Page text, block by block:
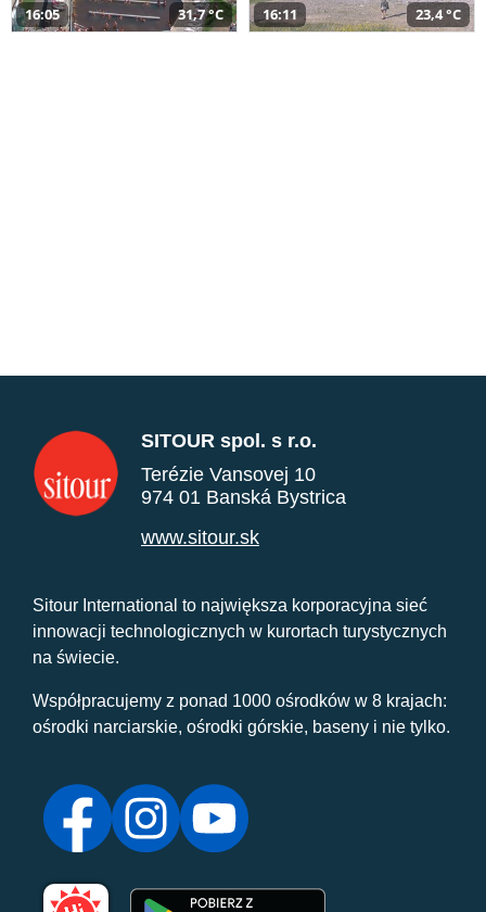
16:05 31,7 °C 16:11 23,4 °C
SITOUR spol. s r.o.
Terézie Vansovej 10
974 01 Banská Bystrica
www.sitour.sk
Sitour International to największa korporacyjna sieć
innowacji technologicznych w kurortach turystycznych
na świecie.
Współpracujemy z ponad 1000 ośrodków w 8 krajach:
ośrodki narciarskie, ośrodki górskie, baseny i nie tylko.